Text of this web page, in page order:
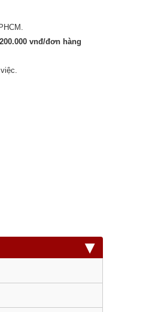
200.000 vnđ/đơn hàng
▾